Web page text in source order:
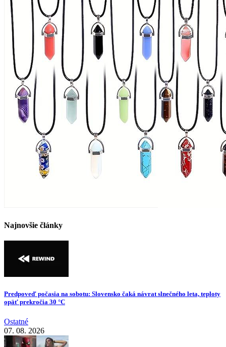
Najnovšie články
Predpoveď počasia na sobotu: Slovensko čaká návrat slnečného leta, teploty
opäť prekročia 30 °C
Ostatné
07. 08. 2026